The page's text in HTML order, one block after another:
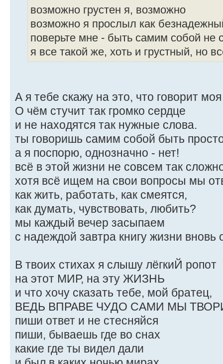
возможно грустен я, возможно
возможно я прослыл как
поверьте мне - быть самим собой не
я все такой же, хоть и грустный, но
А я тебе скажу на это, что говорит
О чём стучит так громко сердце
и не находятся так нужные слова.
ты говоришь самим собой быть
а я поспорю, однозначно - нет!
всё в этой жизни не совсем так
хотя всё ищем на свои вопросы мы
как жить, работать, как смеятся,
как думать, чувствовать, любить?
мы каждый вечер засыпаем
с надеждой завтра книгу жизни вновь
В твоих стихах я слышу лёгкиЙ ропот
на этот МИР, на эту ЖИЗНЬ
и что хочу сказать тебе, мой братец,
ВЕДЬ ВПРАВЕ ЧУДО САМИ МЫ
пиши ответ и не стесняйся
пиши, бываешь где во снах
какие где ты видел дали